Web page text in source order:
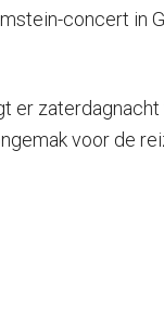
concert in
er
voor de